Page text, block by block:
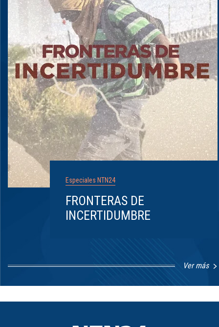
Especiales NTN24
FRONTERAS DE
INCERTIDUMBRE
Ver más
1
8